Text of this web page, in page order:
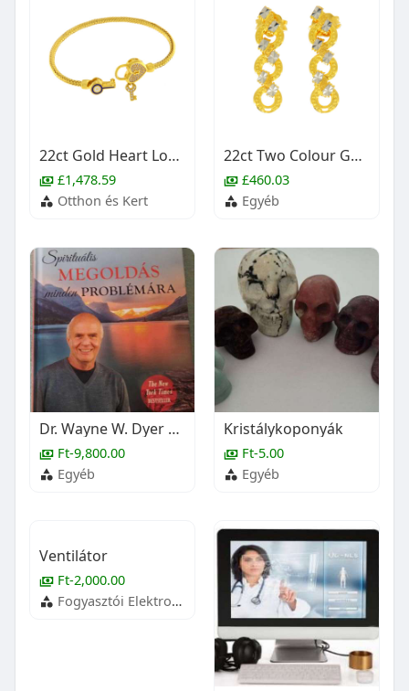
22ct Gold Heart Lock & Key Bangle (Openable)
£1,478.59
Otthon és Kert
22ct Two Colour Gold Stud Earrings
£460.03
Egyéb
Dr. Wayne W. Dyer Spirituális megoldás minden problémára ÚJ
Ft-9,800.00
Egyéb
Kristálykoponyák
Ft-5.00
Egyéb
Ventilátor
Ft-2,000.00
Fogyasztói Elektronika